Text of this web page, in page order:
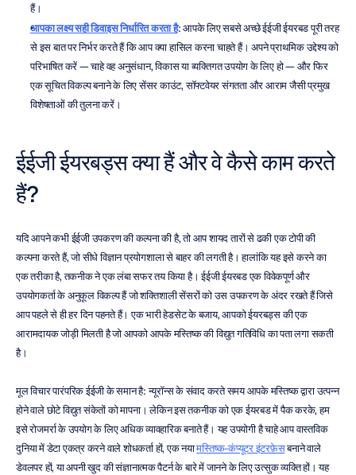
हैं।
आपका लक्ष्य सही डिवाइस निर्धारित करता है: आपके लिए सबसे अच्छे ईईजी ईयरबड पूरी तरह
से इस बात पर निर्भर करते हैं कि आप क्या हासिल करना चाहते हैं। अपने प्राथमिक उद्देश्य को
परिभाषित करें — चाहे वह अनुसंधान, विकास या व्यक्तिगत उपयोग के लिए हो — और फिर
एक सूचित विकल्प बनाने के लिए सेंसर काउंट, सॉफ्टवेयर संगतता और आराम जैसी प्रमुख
विशेषताओं की तुलना करें।
ईईजी ईयरबड्स क्या हैं और वे कैसे काम करते
हैं?
यदि आपने कभी ईईजी उपकरण की कल्पना की है, तो आप शायद तारों से ढकी एक टोपी की
कल्पना करते हैं, जो सीधे विज्ञान प्रयोगशाला से बाहर की लगती है। हालांकि यह इसे करने का
एक तरीका है, तकनीक ने एक लंबा सफर तय किया है। ईईजी ईयरबड एक विवेकपूर्ण और
उपयोगकर्ता के अनुकूल विकल्प हैं जो शक्तिशाली सेंसरों को उस उपकरण के अंदर रखते हैं जिसे
आप पहले से ही हर दिन पहनते हैं। एक भारी हेडसेट के बजाय, आपको ईयरबड्स की एक
आरामदायक जोड़ी मिलती है जो आपको आपके मस्तिष्क की विद्युत गतिविधि का पता लगा सकती
है।
मूल विचार पारंपरिक ईईजी के समान है: न्यूरॉन्स के संवाद करते समय आपके मस्तिष्क द्वारा उत्पन्न
होने वाले छोटे विद्युत संकेतों को मापना। लेकिन इस तकनीक को एक ईयरबड में पैक करके, हम
इसे रोजमर्रा के उपयोग के लिए अधिक व्यावहारिक बनाते हैं। यह उपयोगी है चाहे आप वास्तविक
दुनिया में डेटा एकत्र करने वाले शोधकर्ता हों, एक नया मस्तिष्क-कंप्यूटर इंटरफ़ेस बनाने वाले
डेवलपर हों, या अपनी खुद की संज्ञानात्मक पैटर्न के बारे में जानने के लिए उत्सुक व्यक्ति हों। यह